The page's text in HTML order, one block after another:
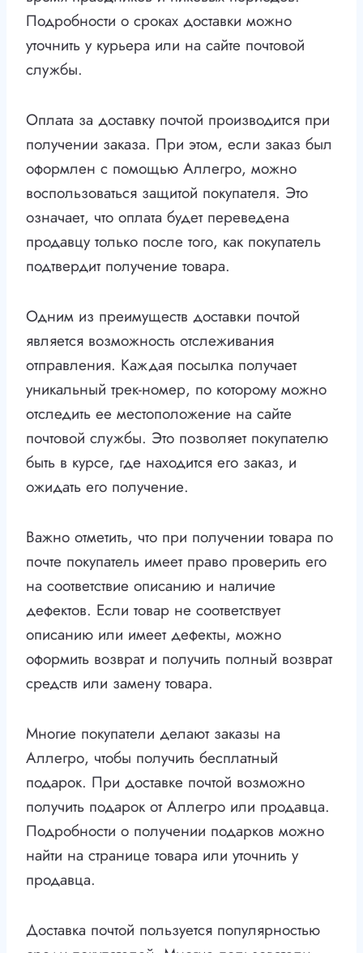
Подробности о сроках доставки можно
уточнить у курьера или на сайте почтовой
службы.
Оплата за доставку почтой производится при
получении заказа. При этом, если заказ был
оформлен с помощью Аллегро, можно
воспользоваться защитой покупателя. Это
означает, что оплата будет переведена
продавцу только после того, как покупатель
подтвердит получение товара.
Одним из преимуществ доставки почтой
является возможность отслеживания
отправления. Каждая посылка получает
уникальный трек-номер, по которому можно
отследить ее местоположение на сайте
почтовой службы. Это позволяет покупателю
быть в курсе, где находится его заказ, и
ожидать его получение.
Важно отметить, что при получении товара по
почте покупатель имеет право проверить его
на соответствие описанию и наличие
дефектов. Если товар не соответствует
описанию или имеет дефекты, можно
оформить возврат и получить полный возврат
средств или замену товара.
Многие покупатели делают заказы на
Аллегро, чтобы получить бесплатный
подарок. При доставке почтой возможно
получить подарок от Аллегро или продавца.
Подробности о получении подарков можно
найти на странице товара или уточнить у
продавца.
Доставка почтой пользуется популярностью